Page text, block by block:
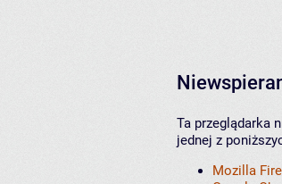
Ta przeglądarka
jednej z
Mozilla